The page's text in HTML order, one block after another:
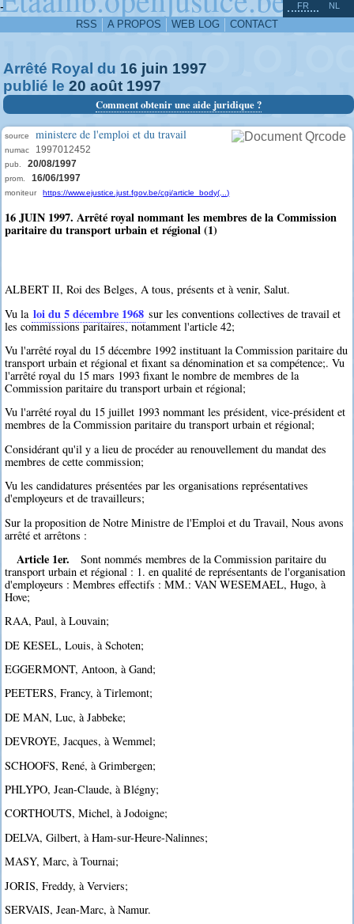
-
RSS A PROPOS WEB LOG CONTACT
FR NL
Arrêté Royal du 16 juin 1997
publié le 20 août 1997
Comment obtenir une aide juridique ?
source ministere de l'emploi et du travail
numac 1997012452
pub. 20/08/1997
prom. 16/06/1997
moniteur https://www.ejustice.just.fgov.be/cgi/article_body(...)
16 JUIN 1997. Arrêté royal nommant les membres de la Commission
paritaire du transport urbain et régional (1)
ALBERT II, Roi des Belges, A tous, présents et à venir, Salut.
Vu la loi du 5 décembre 1968 sur les conventions collectives de travail et
les commissions paritaires, notamment l'article 42;
Vu l'arrêté royal du 15 décembre 1992 instituant la Commission paritaire du
transport urbain et régional et fixant sa dénomination et sa compétence;. Vu
l'arrêté royal du 15 mars 1993 fixant le nombre de membres de la
Commission paritaire du transport urbain et régional;
Vu l'arrêté royal du 15 juillet 1993 nommant les président, vice-président et
membres de la Commission paritaire du transport urbain et régional;
Considérant qu'il y a lieu de procéder au renouvellement du mandat des
membres de cette commission;
Vu les candidatures présentées par les organisations représentatives
d'employeurs et de travailleurs;
Sur la proposition de Notre Ministre de l'Emploi et du Travail, Nous avons
arrêté et arrêtons :
Article 1er.
Sont nommés membres de la Commission paritaire du
transport urbain et régional : 1. en qualité de représentants de l'organisation
d'employeurs : Membres effectifs : MM.: VAN WESEMAEL, Hugo, à
Hove;
RAA, Paul, à Louvain;
DE KESEL, Louis, à Schoten;
EGGERMONT, Antoon, à Gand;
PEETERS, Francy, à Tirlemont;
DE MAN, Luc, à Jabbeke;
DEVROYE, Jacques, à Wemmel;
SCHOOFS, René, à Grimbergen;
PHLYPO, Jean-Claude, à Blégny;
CORTHOUTS, Michel, à Jodoigne;
DELVA, Gilbert, à Ham-sur-Heure-Nalinnes;
MASY, Marc, à Tournai;
JORIS, Freddy, à Verviers;
SERVAIS, Jean-Marc, à Namur.
^